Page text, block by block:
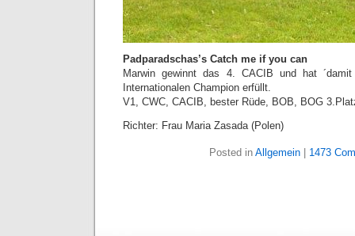
Padparadschas’s Catch me if you can
Marwin gewinnt das 4. CACIB und hat
Internationalen Champion erfüllt.
V1, CWC, CACIB, bester Rüde, BOB, BOG
Richter: Frau Maria Zasada (Polen)
Posted in Allgemein | 1473